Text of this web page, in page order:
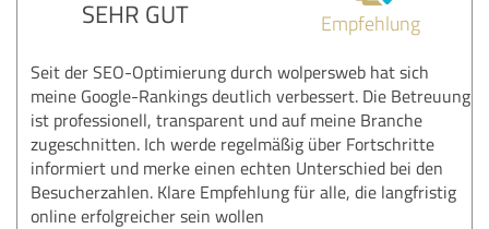
SEHR GUT Empfehlung
Seit der SEO-Optimierung durch wolpersweb hat sich
meine Google-Rankings deutlich verbessert. Die Betreuung
ist professionell, transparent und auf meine Branche
zugeschnitten. Ich werde regelmäßig über Fortschritte
informiert und merke einen echten Unterschied bei den
Besucherzahlen. Klare Empfehlung für alle, die langfristig
online erfolgreicher sein wollen